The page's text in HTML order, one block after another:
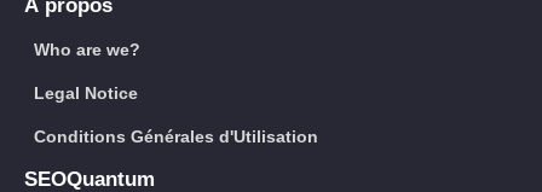
À propos
Who are we?
Legal Notice
Conditions Générales d'Utilisation
SEOQuantum